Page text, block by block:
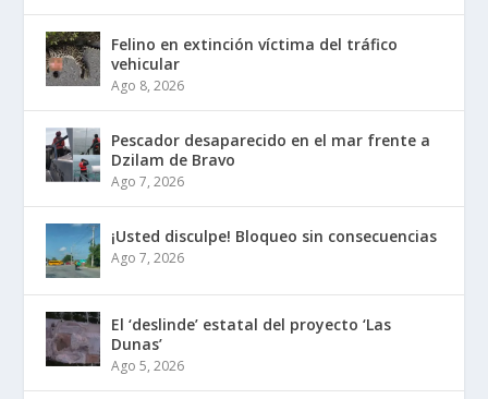
Felino en extinción víctima del tráfico
vehicular
Ago 8, 2026
Pescador desaparecido en el mar frente a
Dzilam de Bravo
Ago 7, 2026
¡Usted disculpe! Bloqueo sin consecuencias
Ago 7, 2026
El ‘deslinde’ estatal del proyecto ‘Las
Dunas’
Ago 5, 2026